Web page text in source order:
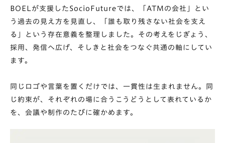
BOELが支援したSocioFutureでは、「ATMの会社」とい
う過去の見え方を見直し、「誰も取り残さない社会を支え
る」という存在意義を整理しました。その考えをじぎょう、
採用、発信へ広げ、そしきと社会をつなぐ共通の軸にしてい
ます。
同じロゴや言葉を置くだけでは、一貫性は生まれません。同
じ約束が、それぞれの場に合うこうどうとして表れているか
を、会議や制作のたびに確かめます。